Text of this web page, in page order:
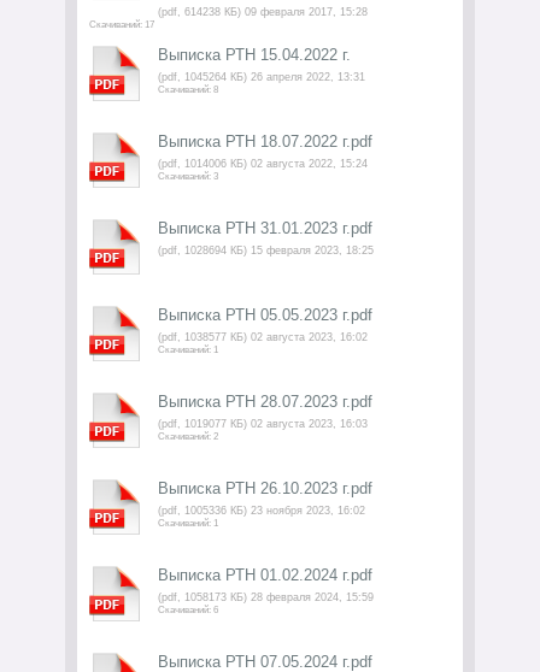
(pdf, 614238 КБ) 09 февраля 2017, 15:28
Скачиваний: 17
Выписка РТН 15.04.2022 г.
(pdf, 1045264 КБ) 26 апреля 2022, 13:31
Скачиваний: 8
Выписка РТН 18.07.2022 г.pdf
(pdf, 1014006 КБ) 02 августа 2022, 15:24
Скачиваний: 3
Выписка РТН 31.01.2023 г.pdf
(pdf, 1028694 КБ) 15 февраля 2023, 18:25
Выписка РТН 05.05.2023 г.pdf
(pdf, 1038577 КБ) 02 августа 2023, 16:02
Скачиваний: 1
Выписка РТН 28.07.2023 г.pdf
(pdf, 1019077 КБ) 02 августа 2023, 16:03
Скачиваний: 2
Выписка РТН 26.10.2023 г.pdf
(pdf, 1005336 КБ) 23 ноября 2023, 16:02
Скачиваний: 1
Выписка РТН 01.02.2024 г.pdf
(pdf, 1058173 КБ) 28 февраля 2024, 15:59
Скачиваний: 6
Выписка РТН 07.05.2024 г.pdf